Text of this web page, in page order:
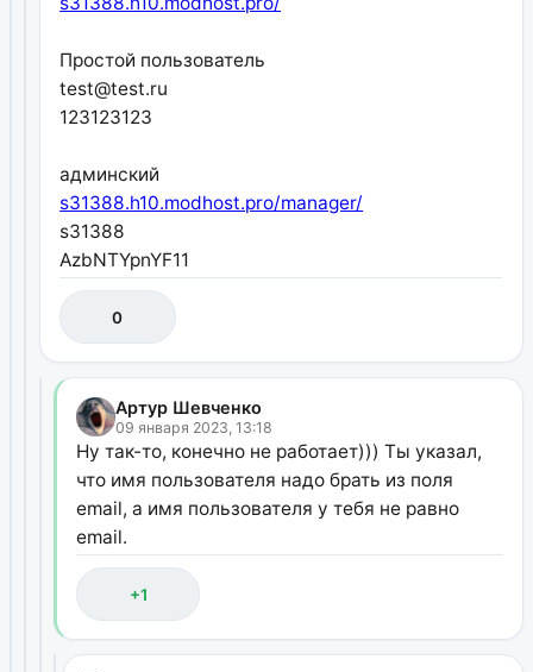
Простой пользователь
test@test.ru
123123123
админский
s31388.h10.modhost.pro/manager/
s31388
AzbNTYpnYF11
0
Артур Шевченко
09 января 2023, 13:18
Ну так-то, конечно не работает))) Ты указал,
что имя пользователя надо брать из поля
email, а имя пользователя у тебя не равно
email.
+1